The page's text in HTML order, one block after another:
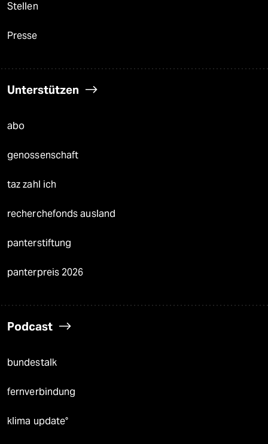
Stellen
Presse
Unterstützen
abo
genossenschaft
taz zahl ich
recherchefonds ausland
panterstiftung
panterpreis 2026
Podcast
bundestalk
fernverbindung
klima update°